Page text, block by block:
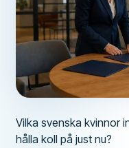
Vilka svenska kvinnor
hålla koll på just nu?